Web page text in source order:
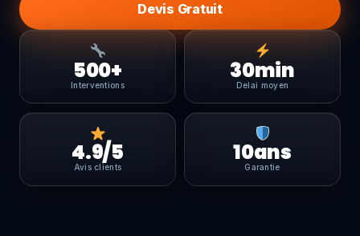
Devis Gratuit
500+
Interventions
30min
Delai moyen
4.9/5
Avis clients
10ans
Garantie